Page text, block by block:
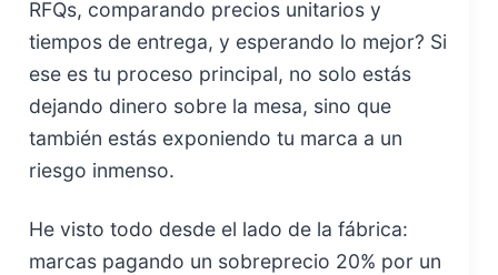
RFQs, comparando precios unitarios y
tiempos de entrega, y esperando lo mejor? Si
ese es tu proceso principal, no solo estás
dejando dinero sobre la mesa, sino que
también estás exponiendo tu marca a un
riesgo inmenso.
He visto todo desde el lado de la fábrica:
marcas pagando un sobreprecio 20% por un